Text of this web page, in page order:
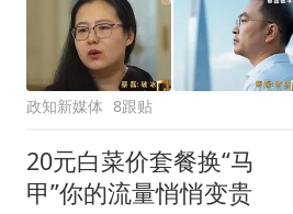
政知新媒体 8跟贴
20元白菜价套餐换“马
甲”你的流量悄悄变贵